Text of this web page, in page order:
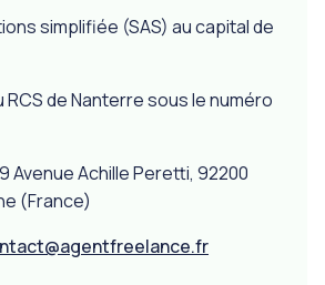
simplifiée (SAS) au capital de
RCS de Nanterre sous le numéro
Avenue Achille Peretti, 92200
(France)